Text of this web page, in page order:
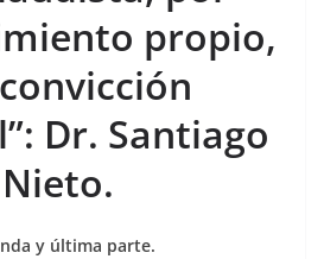
s
A
p
p
e
n
g
er
gr
a
m
p
ar
tir
propio,
Dr. Santiago
Nieto.
y última parte.